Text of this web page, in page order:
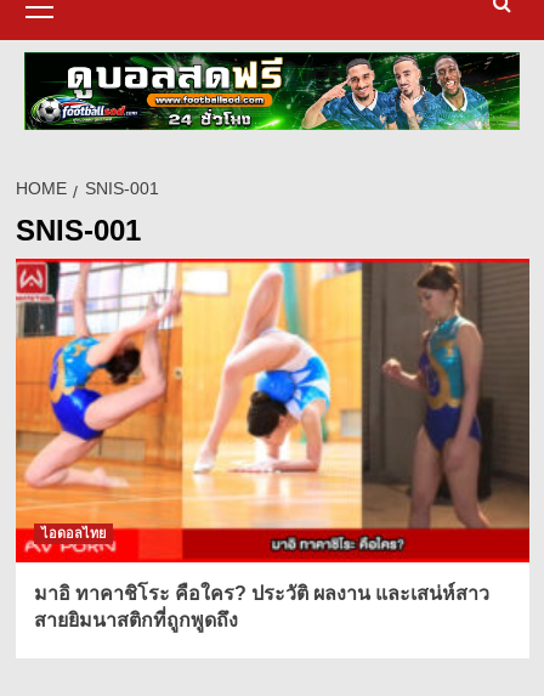
Menu
HOME SNIS-001
SNIS-001
ไอดอลไทย
มาอิ ทาคาชิโระ คือใคร? ประวัติ ผลงาน และเสน่ห์สาว
สายยิมนาสติกที่ถูกพูดถึง